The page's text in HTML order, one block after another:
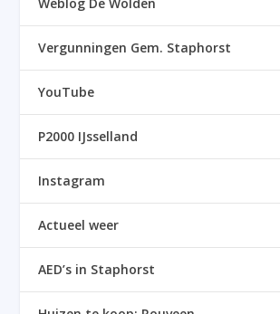
Vergunningen Gem. Staphorst
YouTube
P2000 IJsselland
Instagram
Actueel weer
AED’s in Staphorst